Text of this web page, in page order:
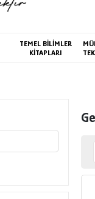
TEMEL BİLİMLER
KİTAPLARI